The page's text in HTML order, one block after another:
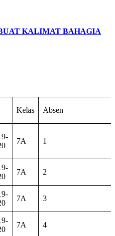
KALIMAT BAHAGIA
Kelas Absen
7A 1
7A 2
7A 3
7A 4